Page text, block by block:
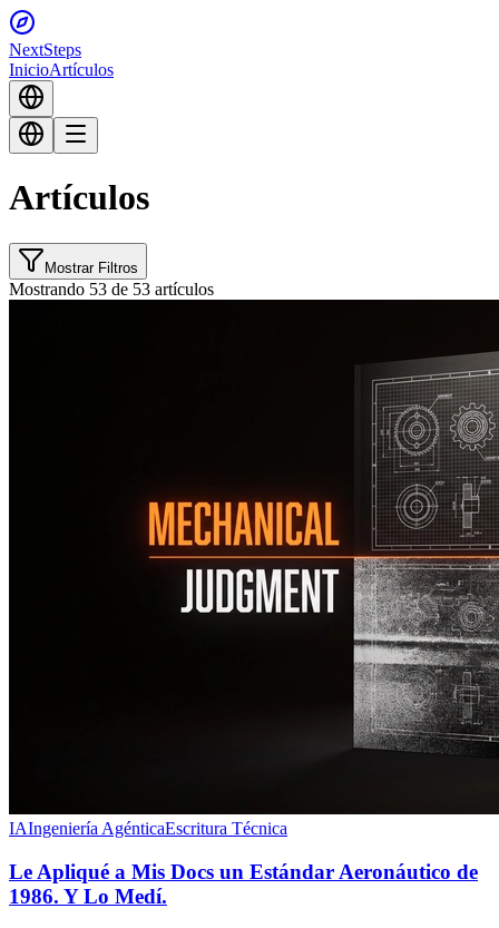
NextSteps
InicioArtículos
Artículos
Mostrar Filtros
Mostrando 53 de 53 artículos
IAIngeniería AgénticaEscritura Técnica
Le Apliqué a Mis Docs un Estándar Aeronáutico de
1986. Y Lo Medí.